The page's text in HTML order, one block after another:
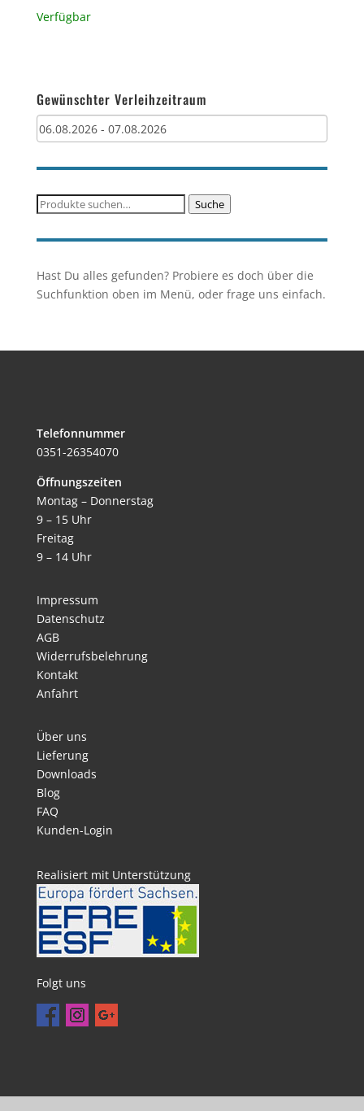
Verfügbar
Gewünschter Verleihzeitraum
Suche
Suche
Hast Du alles gefunden? Probiere es doch über die
Suchfunktion oben im Menü, oder frage uns einfach.
Telefonnummer
0351-26354070
Öffnungszeiten
Montag – Donnerstag
9 – 15 Uhr
Freitag
9 – 14 Uhr
Impressum
Datenschutz
AGB
Widerrufsbelehrung
Kontakt
Anfahrt
Über uns
Lieferung
Downloads
Blog
FAQ
Kunden-Login
Realisiert mit Unterstützung
Folgt uns